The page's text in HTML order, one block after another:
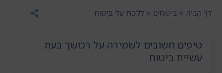
דף הבית »ביטוחים »ללכת על ביטוח
טיפים חשובים לשמירה על רכושך בעת
עשיית ביטוח